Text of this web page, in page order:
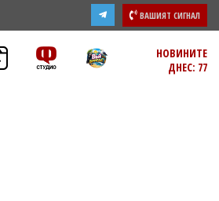
ВАШИЯТ СИГНАЛ
НОВИНИТЕ
ДНЕС: 77